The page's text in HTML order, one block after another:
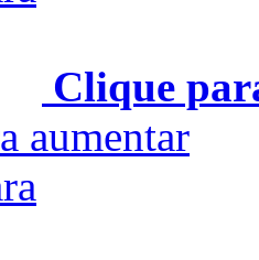
Clique
aumentar